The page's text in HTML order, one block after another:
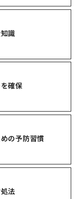
識
確保
の予防習慣
法